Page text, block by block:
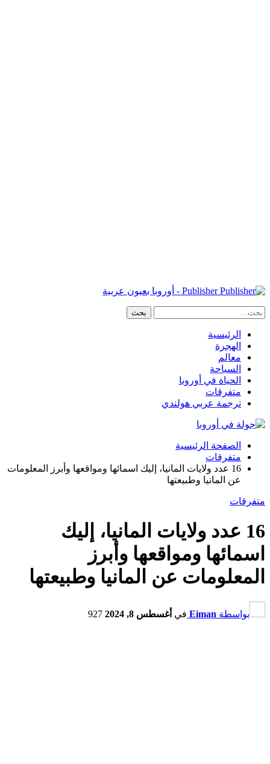
Publisher - أوروبا بعيون عربية
الرئيسية
الهجرة
معالم
السياحة
الحياة في أوروبا
متفرقات
ترجمة عربي هولندي
الصفحة الرئيسية
متفرقات
16 عدد ولايات المانيا، إليك اسمائها ومواقعها وأبرز المعلومات
عن المانيا وطبيعتها
متفرقات
16 عدد ولايات المانيا، إليك
اسمائها ومواقعها وأبرز
المعلومات عن المانيا وطبيعتها
بواسطة Eiman في أغسطس 8, 2024 927